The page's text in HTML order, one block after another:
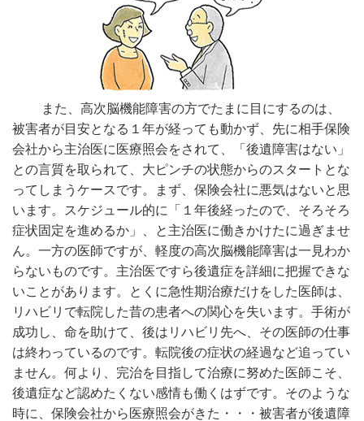
また、高次脳機能障害の方でたまに目にするのは、
被害者が目安となる１年が経っても動かず、先に相手保険
会社から主治医に医療照会をされて、「後遺障害はない」
との言質を取られて、大ピンチの状態からのスタートとな
ってしまうケースです。まず、保険会社に悪気はないと思
います。スケジュール的に「１年後経ったので、そろそろ
症状固定を進めるか」、と主治医に働きかけたに過ぎませ
ん。一方の医師ですが、軽度の高次脳機能障害は一見わか
らないものです。主治医ですら後遺症を詳細に把握できな
いことがあります。とくに急性期治療だけをした医師は、
リハビリで転院した昔の患者への関心を失います。手術が
成功し、命を助けて、後はリハビリ先へ、その医師の仕事
は終わっているのです。転院後の症状の経過など追ってい
ません。何より、完治を目指して治療に努めた医師こそ、
後遺症など認めたくない感情も働くはずです。そのような
時に、保険会社から医療照会がきた・・・被害者が後遺障